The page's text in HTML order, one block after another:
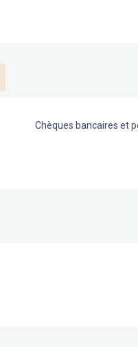
Chèques bancaires et